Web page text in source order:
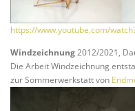
https://www.youtube.com/
Windzeichnung2012/2021,
Die Arbeit Windzeichnung
zur Sommerwerkstatt von